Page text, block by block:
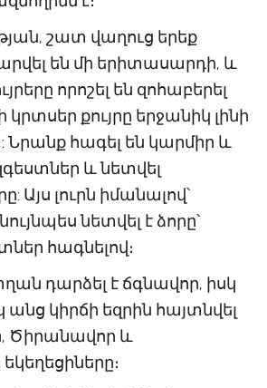
շատ վաղուց երեք
են մի երիտասարդի, և
որոշել են զոհաբերել
կրտսեր քույրը երջանիկ լինի
Նրանք հագել են կարմիր և
և նետվել
Այս լուրն իմանալով՝
նետվել է ձորը՝
հագնելով։
դարձել է ճգնավոր, իսկ
կիրճի եզրին հայտնվել
Ծիրանավոր և